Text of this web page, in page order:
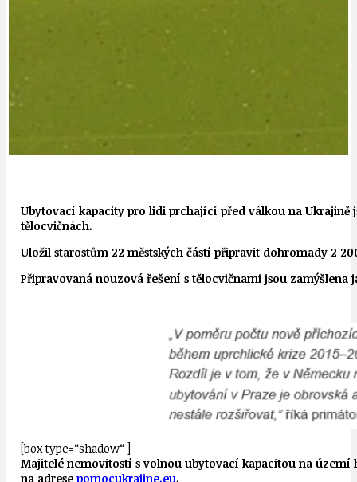
Ubytovací kapacity pro lidi prchající před válkou na
tělocvičnách.
Uložil starostům 22 městských částí připravit dohromady 2
Připravovaná nouzová řešení s tělocvičnami jsou
[box type=“shadow“ ]
Majitelé nemovitostí s volnou ubytovací kapacitou na
na adrese pomocukrajine.eu.